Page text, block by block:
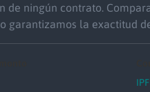
de ningún contrato.
garantizamos la exactitud